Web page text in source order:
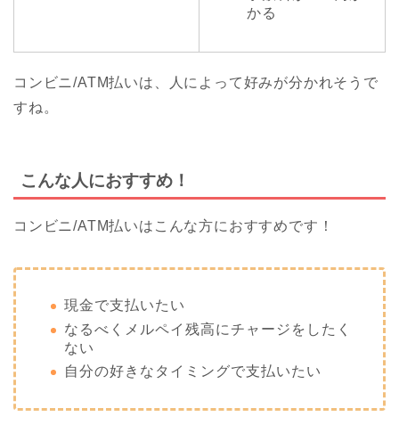
かる
コンビニ/ATM払いは、人によって好みが分かれそうで
すね。
こんな人におすすめ！
コンビニ/ATM払いはこんな方におすすめです！
現金で支払いたい
なるべくメルペイ残高にチャージをしたく
ない
自分の好きなタイミングで支払いたい